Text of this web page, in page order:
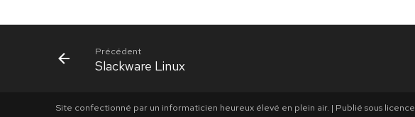
Précédent
Slackware Linux
Site confectionné par un informaticien heureux élevé en plein air. | Publié sous licence